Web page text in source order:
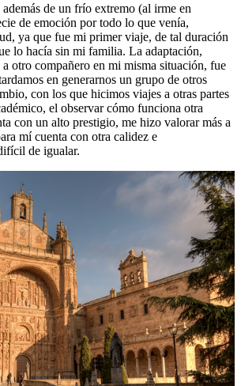
de un frío extremo (al irme en
de emoción por todo lo que venía,
ya que fue mi primer viaje, de tal duración
lo hacía sin mi familia. La adaptación,
a otro compañero en mi misma situación, fue
en generarnos un grupo de otros
con los que hicimos viajes a otras partes
el observar cómo funciona otra
con un alto prestigio, me hizo valorar más a
mí cuenta con otra calidez e
de igualar.